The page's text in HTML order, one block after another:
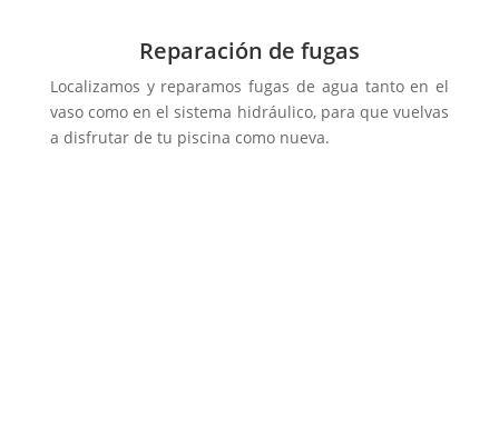
Reparación de fugas
Localizamos y reparamos fugas de agua tanto en el
vaso como en el sistema hidráulico, para que vuelvas
a disfrutar de tu piscina como nueva.